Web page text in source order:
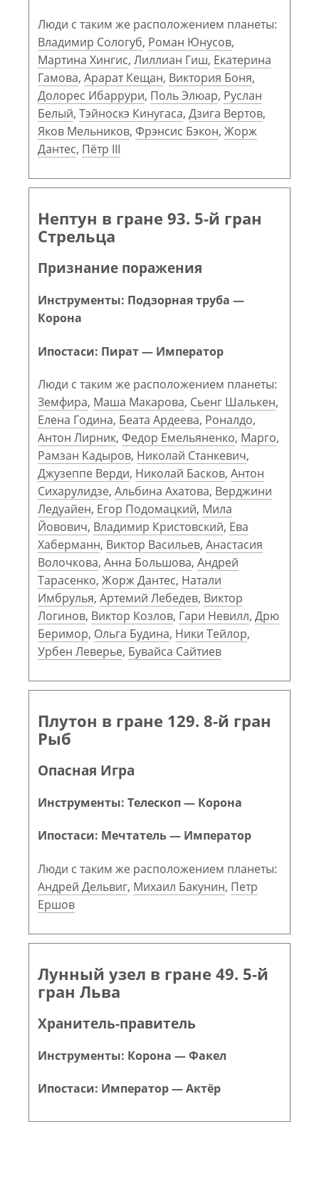
Люди с таким же расположением планеты:
Владимир Сологуб, Роман Юнусов,
Мартина Хингис, Лиллиан Гиш, Екатерина
Гамова, Арарат Кещан, Виктория Боня,
Долорес Ибаррури, Поль Элюар, Руслан
Белый, Тэйноскэ Кинугаса, Дзига Вертов,
Яков Мельников, Фрэнсис Бэкон, Жорж
Дантес, Пётр III
Нептун в гране 93. 5-й гран
Стрельца
Признание поражения
Инструменты: Подзорная труба —
Корона
Ипостаси: Пират — Император
Люди с таким же расположением планеты:
Земфира, Маша Макарова, Сьенг Шалькен,
Елена Година, Беата Ардеева, Роналдо,
Антон Лирник, Федор Емельяненко, Марго,
Рамзан Кадыров, Николай Станкевич,
Джузеппе Верди, Николай Басков, Антон
Сихарулидзе, Альбина Ахатова, Верджини
Ледуайен, Егор Подомацкий, Мила
Йовович, Владимир Кристовский, Ева
Хаберманн, Виктор Васильев, Анастасия
Волочкова, Анна Большова, Андрей
Тарасенко, Жорж Дантес, Натали
Имбрулья, Артемий Лебедев, Виктор
Логинов, Виктор Козлов, Гари Невилл, Дрю
Беримор, Ольга Будина, Ники Тейлор,
Урбен Леверье, Бувайса Сайтиев
Плутон в гране 129. 8-й гран
Рыб
Опасная Игра
Инструменты: Телескоп — Корона
Ипостаси: Мечтатель — Император
Люди с таким же расположением планеты:
Андрей Дельвиг, Михаил Бакунин, Петр
Ершов
Лунный узел в гране 49. 5-й
гран Льва
Хранитель-правитель
Инструменты: Корона — Факел
Ипостаси: Император — Актёр